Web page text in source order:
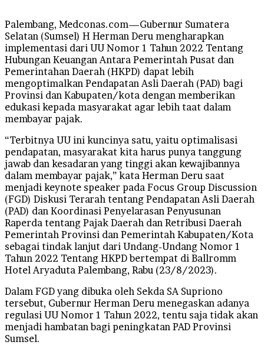
Palembang, Medconas.com—Gubernur Sumatera
Selatan (Sumsel) H Herman Deru mengharapkan
implementasi dari UU Nomor 1 Tahun 2022 Tentang
Hubungan Keuangan Antara Pemerintah Pusat dan
Pemerintahan Daerah (HKPD) dapat lebih
mengoptimalkan Pendapatan Asli Daerah (PAD) bagi
Provinsi dan Kabupaten/kota dengan memberikan
edukasi kepada masyarakat agar lebih taat dalam
membayar pajak.
“Terbitnya UU ini kuncinya satu, yaitu optimalisasi
pendapatan, masyarakat kita harus punya tanggung
jawab dan kesadaran yang tinggi akan kewajibannya
dalam membayar pajak,” kata Herman Deru saat
menjadi keynote speaker pada Focus Group Discussion
(FGD) Diskusi Terarah tentang Pendapatan Asli Daerah
(PAD) dan Koordinasi Penyelarasan Penyusunan
Raperda tentang Pajak Daerah dan Retribusi Daerah
Pemerintah Provinsi dan Pemerintah Kabupaten/Kota
sebagai tindak lanjut dari Undang-Undang Nomor 1
Tahun 2022 Tentang HKPD bertempat di Ballromm
Hotel Aryaduta Palembang, Rabu (23/8/2023).
Dalam FGD yang dibuka oleh Sekda SA Supriono
tersebut, Gubernur Herman Deru menegaskan adanya
regulasi UU Nomor 1 Tahun 2022, tentu saja tidak akan
menjadi hambatan bagi peningkatan PAD Provinsi
Sumsel.